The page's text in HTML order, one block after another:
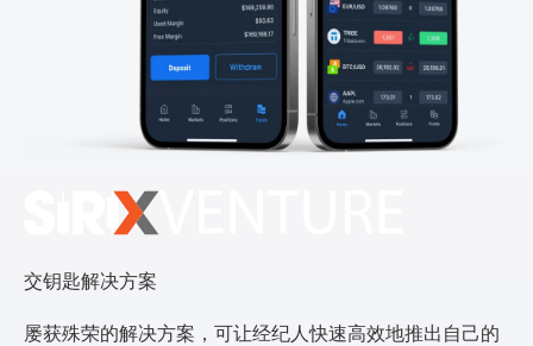
交钥匙解决方案
屡获殊荣的解决方案，可让经纪人快速高效地推出自己的